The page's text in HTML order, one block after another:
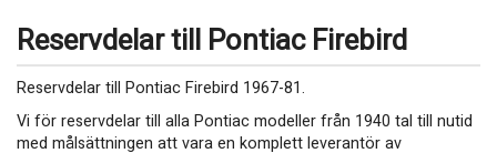
Reservdelar till Pontiac Firebird
Reservdelar till Pontiac Firebird 1967-81.
Vi för reservdelar till alla Pontiac modeller från 1940 tal till nutid
med målsättningen att vara en komplett leverantör av